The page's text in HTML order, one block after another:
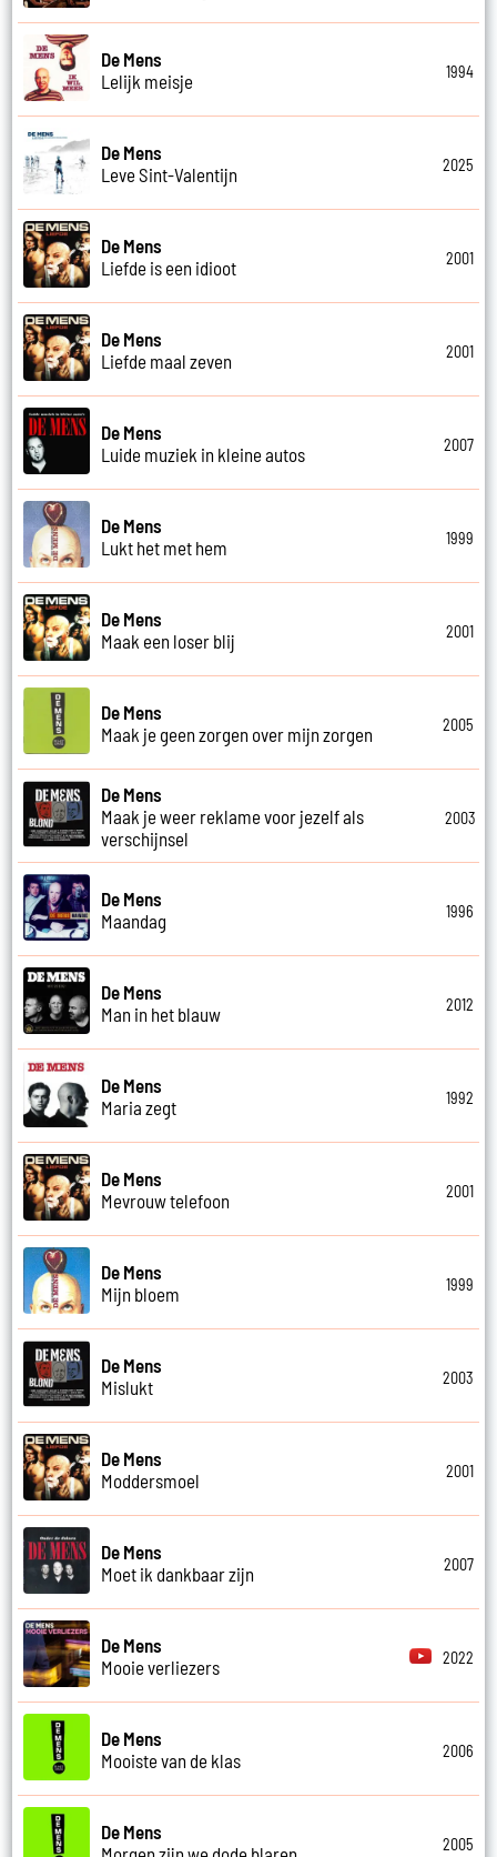
De Mens
Lelijk meisje
1994
De Mens
Leve Sint-Valentijn
2025
De Mens
Liefde is een idioot
2001
De Mens
Liefde maal zeven
2001
De Mens
Luide muziek in kleine autos
2007
De Mens
Lukt het met hem
1999
De Mens
Maak een loser blij
2001
De Mens
Maak je geen zorgen over mijn zorgen
2005
De Mens
Maak je weer reklame voor jezelf als
verschijnsel
2003
De Mens
Maandag
1996
De Mens
Man in het blauw
2012
De Mens
Maria zegt
1992
De Mens
Mevrouw telefoon
2001
De Mens
Mijn bloem
1999
De Mens
Mislukt
2003
De Mens
Moddersmoel
2001
De Mens
Moet ik dankbaar zijn
2007
De Mens
Mooie verliezers
2022
De Mens
Mooiste van de klas
2006
De Mens
2005